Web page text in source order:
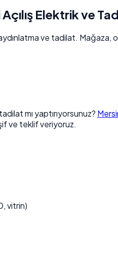
Elektrik ve
ve tadilat. Mağaza,
mı yaptırıyorsunuz?
ve teklif veriyoruz.
vitrin)